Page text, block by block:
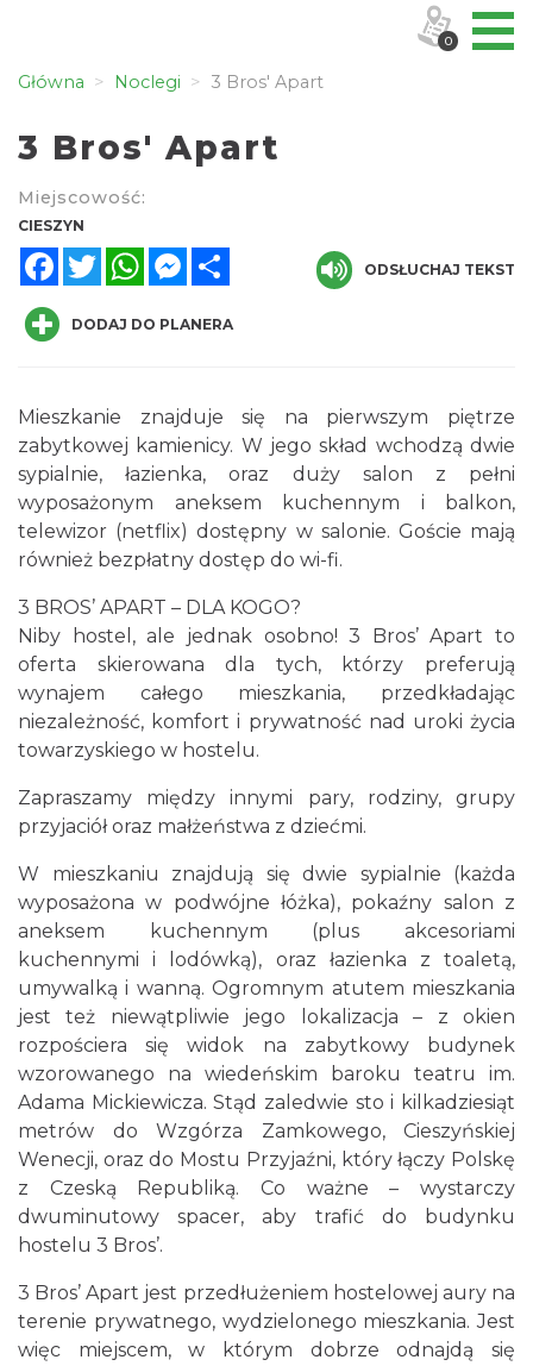
Główna Noclegi 3 Bros' Apart
3 Bros' Apart
Miejscowość:
CIESZYN
FacebookTwitterWhatsAppMessenger
ODSŁUCHAJ TEKST
DODAJ DO PLANERA
Mieszkanie znajduje się na pierwszym piętrze
zabytkowej kamienicy. W jego skład wchodzą dwie
sypialnie, łazienka, oraz duży salon z pełni
wyposażonym aneksem kuchennym i balkon,
telewizor (netflix) dostępny w salonie. Goście mają
również bezpłatny dostęp do wi-fi.
3 BROS’ APART – DLA KOGO?
Niby hostel, ale jednak osobno! 3 Bros’ Apart to
oferta skierowana dla tych, którzy preferują
wynajem całego mieszkania, przedkładając
niezależność, komfort i prywatność nad uroki życia
towarzyskiego w hostelu.
Zapraszamy między innymi pary, rodziny, grupy
przyjaciół oraz małżeństwa z dziećmi.
W mieszkaniu znajdują się dwie sypialnie (każda
wyposażona w podwójne łóżka), pokaźny salon z
aneksem kuchennym (plus akcesoriami
kuchennymi i lodówką), oraz łazienka z toaletą,
umywalką i wanną. Ogromnym atutem mieszkania
jest też niewątpliwie jego lokalizacja – z okien
rozpościera się widok na zabytkowy budynek
wzorowanego na wiedeńskim baroku teatru im.
Adama Mickiewicza. Stąd zaledwie sto i kilkadziesiąt
metrów do Wzgórza Zamkowego, Cieszyńskiej
Wenecji, oraz do Mostu Przyjaźni, który łączy Polskę
z Czeską Republiką. Co ważne – wystarczy
dwuminutowy spacer, aby trafić do budynku
hostelu 3 Bros’.
3 Bros’ Apart jest przedłużeniem hostelowej aury na
terenie prywatnego, wydzielonego mieszkania. Jest
więc miejscem, w którym dobrze odnajdą się
0